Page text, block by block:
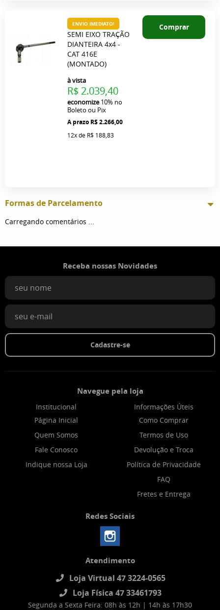
SEMI EIXO TRAÇÃO
DIANTEIRA 4x4 -
CAT 416E
(MONTADO)
R$ 2.266,00
à vista
R$ 2.039,40
economize10% no
Boleto ou Pix
12xde R$ 188,83
ENVIO IMEDIATO! Comprar
Formas de Parcelamento
Carregando comentários ...
Receba nossas Novidades
Cadastre-se
Navegue pela loja
Institucional
Página Inicial
Quem Somos
Fale Conosco
Indique nossa Loja
Informações Úteis
Como Comprar
Termos de Uso
Devolução e Troca
Política de Privacidade
FAQ
Fretes e Entrega
Redes Sociais
Atendimento
Loja Virtual 47 3224-0565
Loja Física 47 33461793
Segunda a Sexta Feira: 08h às 12h | 14h às 17h30